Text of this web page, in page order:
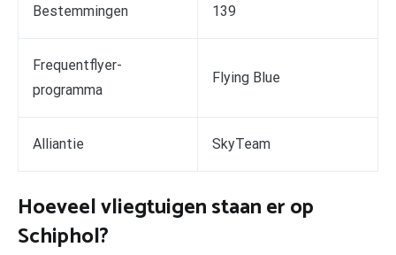
Bestemmingen 139
Frequentflyer-
programma
Flying Blue
Alliantie SkyTeam
Hoeveel vliegtuigen staan er op
Schiphol?